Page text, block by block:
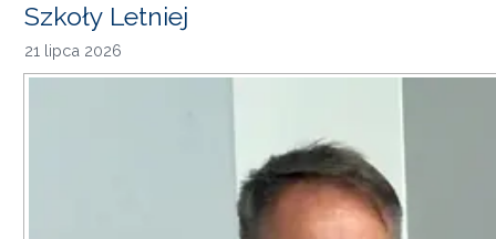
Szkoły Letniej
21 lipca 2026